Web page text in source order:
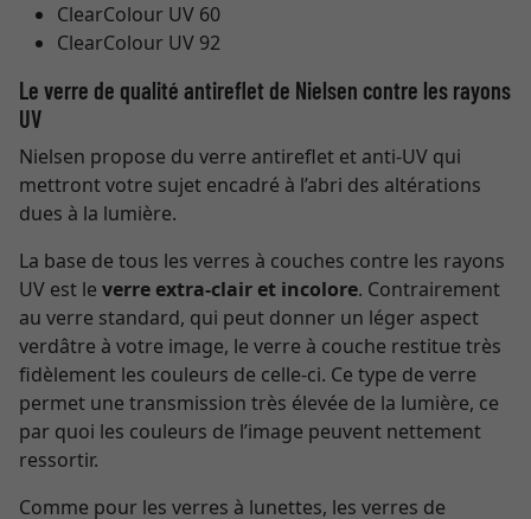
ClearColour UV 60
ClearColour UV 92
Le verre de qualité antireflet de Nielsen contre les rayons
UV
Nielsen propose du verre antireflet et anti-UV qui
mettront votre sujet encadré à l’abri des altérations
dues à la lumière.
La base de tous les verres à couches contre les rayons
UV est le verre extra-clair et incolore. Contrairement
au verre standard, qui peut donner un léger aspect
verdâtre à votre image, le verre à couche restitue très
fidèlement les couleurs de celle-ci. Ce type de verre
permet une transmission très élevée de la lumière, ce
par quoi les couleurs de l’image peuvent nettement
ressortir.
Comme pour les verres à lunettes, les verres de